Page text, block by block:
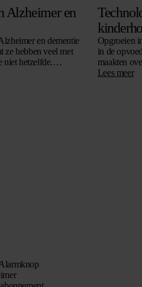
Alzheimer en
en dementie
ze hebben veel met
niet hetzelfde.
Opgroeien
in de
maakten
technologie
Lees meer